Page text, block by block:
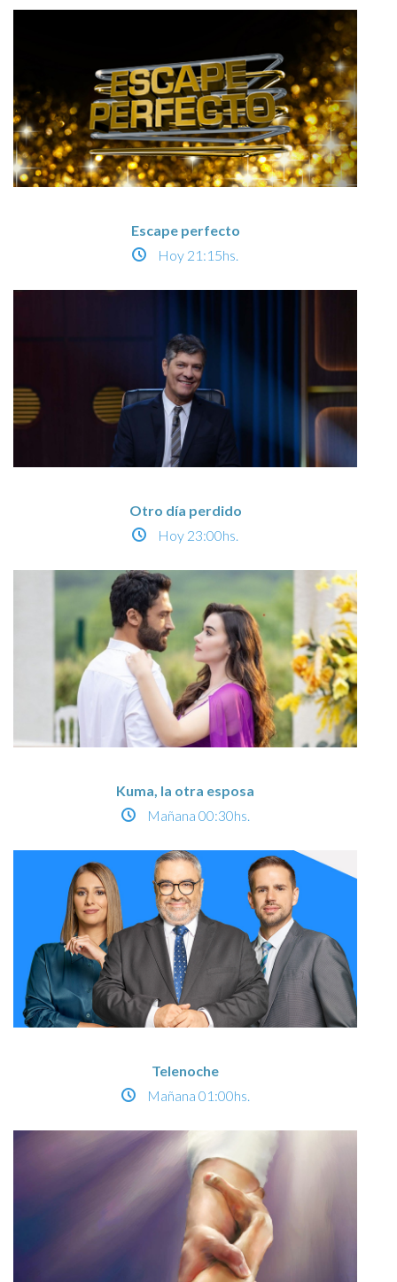
Escape perfecto
Hoy 21:15hs.
Otro día perdido
Hoy 23:00hs.
Kuma, la otra esposa
Mañana 00:30hs.
Telenoche
Mañana 01:00hs.